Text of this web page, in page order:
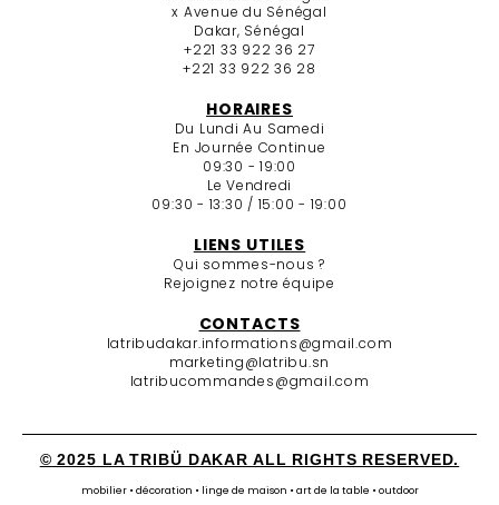
x Avenue du Sénégal
Dakar, Sénégal
+221 33 922 36 27
+221 33 922 36 28
HORAIRES
Du Lundi Au Samedi
En Journée Continue
09:30 - 19:00
Le Vendredi
09:30 - 13:30 / 15:00 - 19:00
LIENS UTILES
Qui sommes-nous ?
Rejoignez notre équipe
CONTACTS
latribudakar.informations@gmail.com
marketing@latribu.sn
latribucommandes@gmail.com
© 2025 LA TRIBÜ DAKAR ALL RIGHTS RESERVED.
mobilier • décoration • linge de maison • art de la table • outdoor